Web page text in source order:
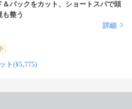
＆バックをカット、ショートスパで頭
も整う
詳細
ト(¥5,775)